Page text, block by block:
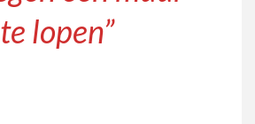
te lopen”